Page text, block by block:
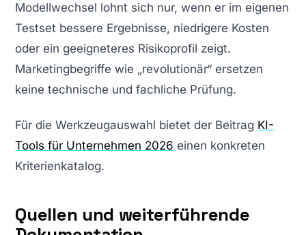
Modellwechsel lohnt sich nur, wenn er im eigenen
Testset bessere Ergebnisse, niedrigere Kosten
oder ein geeigneteres Risikoprofil zeigt.
Marketingbegriffe wie „revolutionär“ ersetzen
keine technische und fachliche Prüfung.
Für die Werkzeugauswahl bietet der Beitrag KI-
Tools für Unternehmen 2026 einen konkreten
Kriterienkatalog.
Quellen und weiterführende